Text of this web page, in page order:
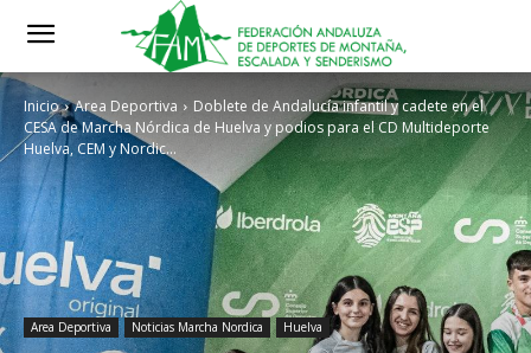
Inicio Area Deportiva
Doblete de Andalucía infantil y cadete en el
CESA de Marcha Nórdica de Huelva y podios para el CD Multideporte
Huelva, CEM y Nordic...
Area Deportiva Noticias Marcha Nordica Huelva